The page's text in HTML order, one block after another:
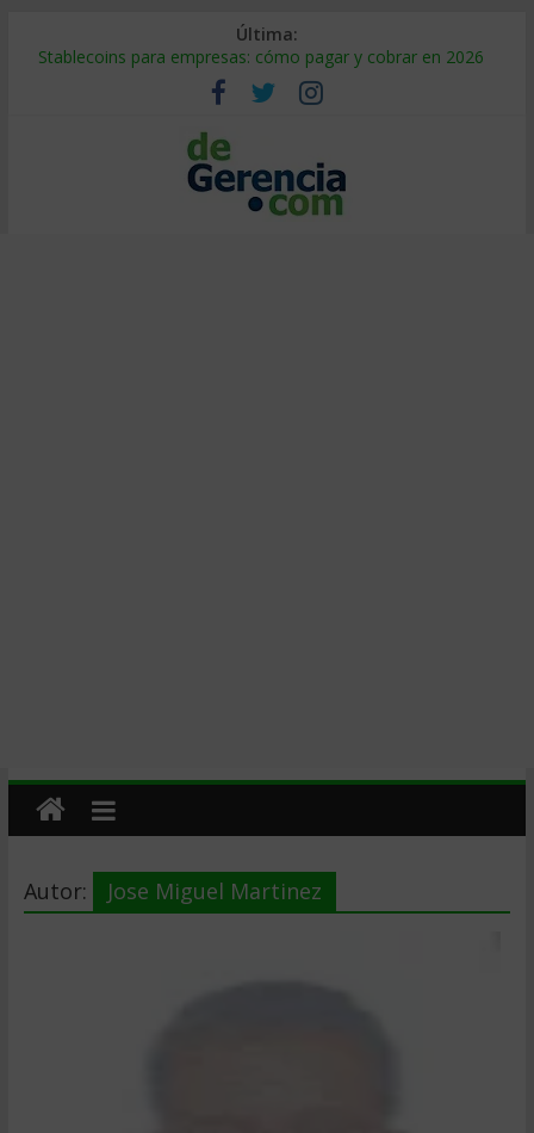
Última:
Stablecoins para empresas: cómo pagar y cobrar en 2026
Despido silencioso: qué es y por qué sale tan caro
IA en selección de personal: cómo auditarla a tiempo
Trabajo forzoso en la cadena de suministro: qué hacer
Mercado hispano de EE. UU.: cómo segmentarlo y venderle
Autor: Jose Miguel Martinez